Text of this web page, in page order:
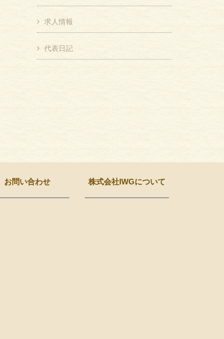
求人情報
代表日記
お問い合わせ 株式会社IWGについて